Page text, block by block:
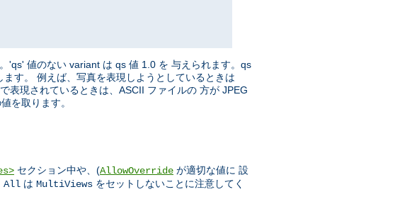
'qs' 値のない variant は qs 値 1.0 を 与えられます。qs
す。 例えば、写真を表現しようとしているときは
表現されているときは、ASCII ファイルの 方が JPEG
を取ります。
セクション中や、(AllowOverride が適切な値に 設
All は MultiViews をセットしないことに注意してく